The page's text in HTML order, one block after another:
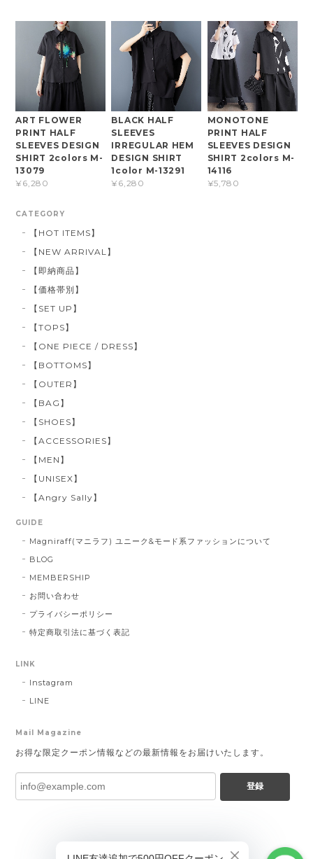
ART FLOWER
PRINT HALF
SLEEVES DESIGN
SHIRT 2colors M-
13079
¥6,280
BLACK HALF
SLEEVES
IRREGULAR HEM
DESIGN SHIRT
1color M-13291
¥6,280
MONOTONE
PRINT HALF
SLEEVES DESIGN
SHIRT 2colors M-
14116
¥5,780
CATEGORY
【HOT ITEMS】
【NEW ARRIVAL】
【即納商品】
【価格帯別】
【SET UP】
【TOPS】
【ONE PIECE / DRESS】
【BOTTOMS】
【OUTER】
【BAG】
【SHOES】
【ACCESSORIES】
【MEN】
【UNISEX】
【Angry Sally】
GUIDE
Magniraff(マニラフ) ユニーク&モード系ファッションについて
BLOG
MEMBERSHIP
お問い合わせ
プライバシーポリシー
特定商取引法に基づく表記
LINK
Instagram
LINE
Mail Magazine
お得な限定クーポン情報などの最新情報をお届けいたします。
登録